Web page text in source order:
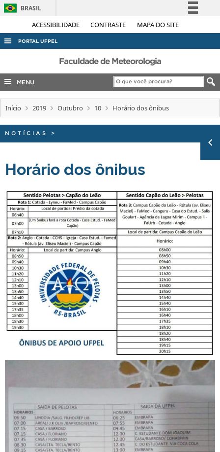
ACESSIBILIDADE CONTRASTE MAPA DO SITE
BRASIL
Simplifique!
Acesso à informação
Legislação
Canais
PORTAL UFPEL
ACESSO À INFORMAÇÃO
AUDITORIA
COBALTO
CONCURSOS
EDITAIS
INTERNACIONAL
PORTARIAS
TELEFONES
Faculdade de Meteorologia
MENU
Início 2019 Outubro 10 Horário dos ônibus
NOTÍCIAS >
Horário dos ônibus